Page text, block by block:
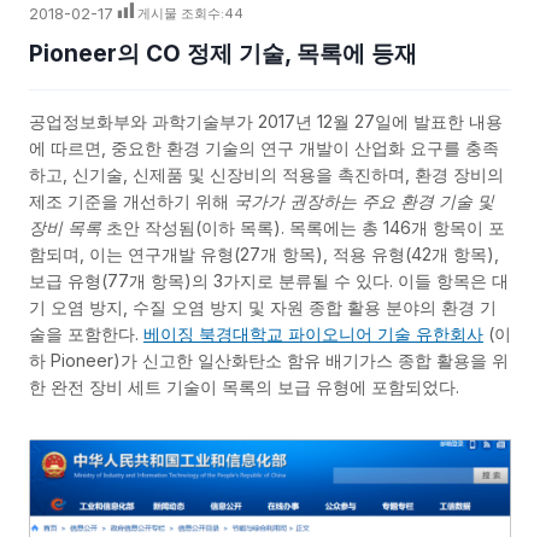
2018-02-17 게시물 조회수:44
Pioneer의 CO 정제 기술, 목록에 등재
공업정보화부와 과학기술부가 2017년 12월 27일에 발표한 내용
에 따르면, 중요한 환경 기술의 연구 개발이 산업화 요구를 충족
하고, 신기술, 신제품 및 신장비의 적용을 촉진하며, 환경 장비의
제조 기준을 개선하기 위해 국가가 권장하는 주요 환경 기술 및
장비 목록 초안 작성됨(이하 목록). 목록에는 총 146개 항목이 포
함되며, 이는 연구개발 유형(27개 항목), 적용 유형(42개 항목),
보급 유형(77개 항목)의 3가지로 분류될 수 있다. 이들 항목은 대
기 오염 방지, 수질 오염 방지 및 자원 종합 활용 분야의 환경 기
술을 포함한다. 베이징 북경대학교 파이오니어 기술 유한회사 (이
하 Pioneer)가 신고한 일산화탄소 함유 배기가스 종합 활용을 위
한 완전 장비 세트 기술이 목록의 보급 유형에 포함되었다.